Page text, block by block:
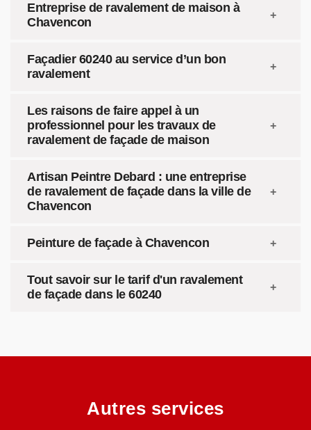
Entreprise de ravalement de maison à
Chavencon
Façadier 60240 au service d’un bon
ravalement
Les raisons de faire appel à un
professionnel pour les travaux de
ravalement de façade de maison
Artisan Peintre Debard : une entreprise
de ravalement de façade dans la ville de
Chavencon
Peinture de façade à Chavencon
Tout savoir sur le tarif d'un ravalement
de façade dans le 60240
Autres services